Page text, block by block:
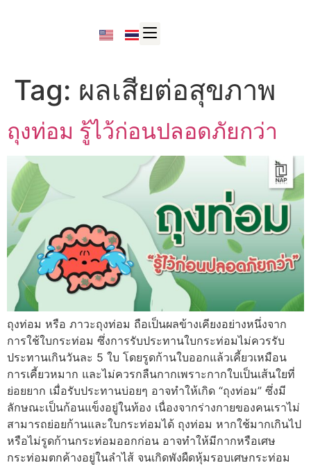
Tag: ผลเสียต่อสุขภาพ
ถุงท่อม รู้ไว้ก่อนปลอดภัยกว่า
ถุงท่อม หรือ ภาวะถุงท่อม ถือเป็นผลข้างเคียงอย่างหนึ่งจาก
การใช้ใบกระท่อม ซึ่งการรับประทานใบกระท่อมไม่ควรรับ
ประทานเกินวันละ 5 ใบ โดยรูดก้านใบออกแล้วเคี้ยวเหมือน
การเคี้ยวหมาก และไม่ควรกลืนกากเพราะกากใบเป็นเส้นใยที่
ย่อยยาก เมื่อรับประทานบ่อยๆ อาจทำให้เกิด “ถุงท่อม” ซึ่งมี
ลักษณะเป็นก้อนแข็งอยู่ในท้อง เนื่องจากร่างกายของคนเราไม่
สามารถย่อยก้านและใบกระท่อมได้ ถุงท่อม หากใช้มากเกินไป
หรือไม่รูดก้านกระท่อมออกก่อน อาจทำให้มีกากหรือเศษ
กระท่อมตกค้างอยู่ในลำไส้ จนเกิดพังผืดหุ้มรอบเศษกระท่อม